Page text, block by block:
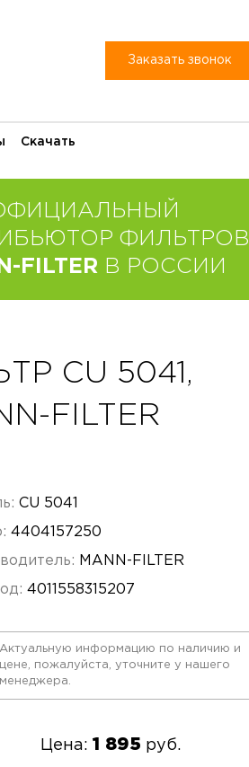
Заказать звонок
Скачать
ФИЛЬТРОВ
FILTER В РОССИИ
CU 5041,
FILTER
CU 5041
4404157250
MANN-FILTER
4011558315207
Актуальную информацию по наличию и
цене, пожалуйста, уточните у нашего
менеджера.
Цена: 1 895 руб.